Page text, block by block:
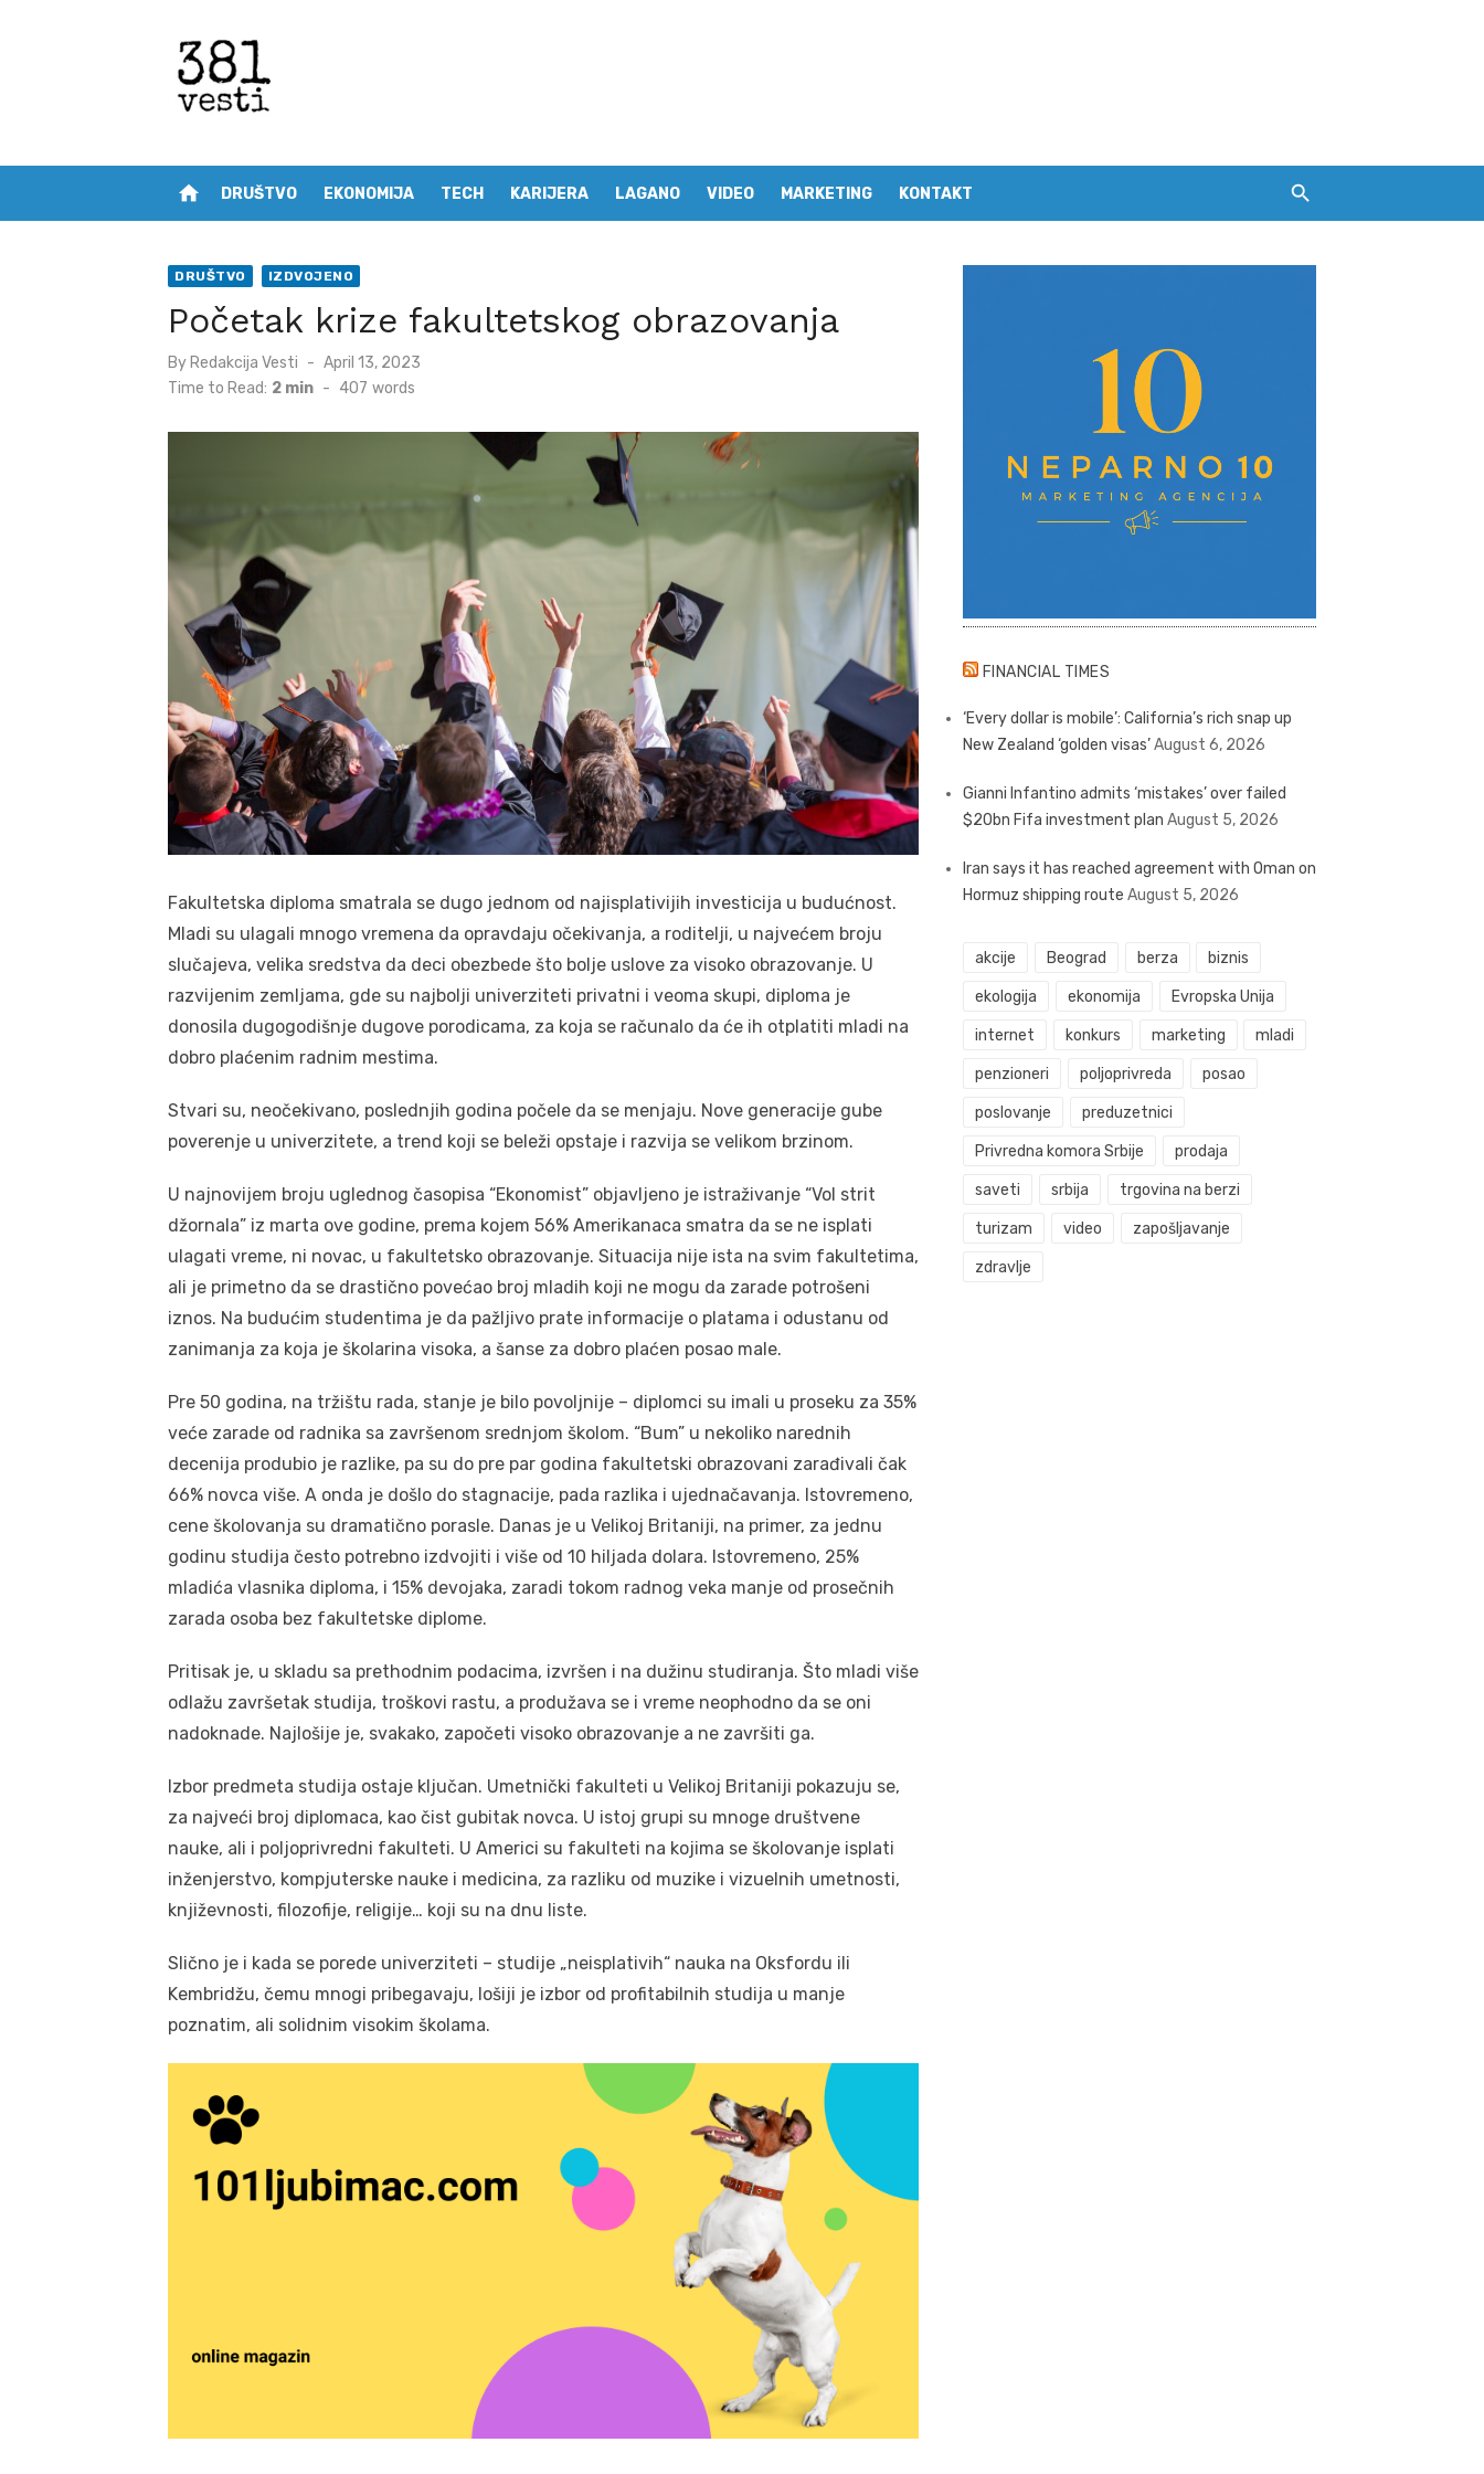
home DRUŠTVO EKONOMIJA TECH KARIJERA LAGANO VIDEO MARKETING KONTAKT
DRUŠTVO IZDVOJENO
Početak krize fakultetskog obrazovanja
By Redakcija Vesti
Posted
April 13, 2023
Time to Read: 2 min - 407 words
Fakultetska diploma smatrala se dugo jednom od najisplativijih investicija u budućnost.
Mladi su ulagali mnogo vremena da opravdaju očekivanja, a roditelji, u najvećem broju
slučajeva, velika sredstva da deci obezbede što bolje uslove za visoko obrazovanje. U
razvijenim zemljama, gde su najbolji univerziteti privatni i veoma skupi, diploma je
donosila dugogodišnje dugove porodicama, za koja se računalo da će ih otplatiti mladi na
dobro plaćenim radnim mestima.
Stvari su, neočekivano, poslednjih godina počele da se menjaju. Nove generacije gube
poverenje u univerzitete, a trend koji se beleži opstaje i razvija se velikom brzinom.
U najnovijem broju uglednog časopisa “Ekonomist” objavljeno je istraživanje “Vol strit
džornala” iz marta ove godine, prema kojem 56% Amerikanaca smatra da se ne isplati
ulagati vreme, ni novac, u fakultetsko obrazovanje. Situacija nije ista na svim fakultetima,
ali je primetno da se drastično povećao broj mladih koji ne mogu da zarade potrošeni
iznos. Na budućim studentima je da pažljivo prate informacije o platama i odustanu od
zanimanja za koja je školarina visoka, a šanse za dobro plaćen posao male.
Pre 50 godina, na tržištu rada, stanje je bilo povoljnije – diplomci su imali u proseku za 35%
veće zarade od radnika sa završenom srednjom školom. “Bum” u nekoliko narednih
decenija produbio je razlike, pa su do pre par godina fakultetski obrazovani zarađivali čak
66% novca više. A onda je došlo do stagnacije, pada razlika i ujednačavanja. Istovremeno,
cene školovanja su dramatično porasle. Danas je u Velikoj Britaniji, na primer, za jednu
godinu studija često potrebno izdvojiti i više od 10 hiljada dolara. Istovremeno, 25%
mladića vlasnika diploma, i 15% devojaka, zaradi tokom radnog veka manje od prosečnih
zarada osoba bez fakultetske diplome.
Pritisak je, u skladu sa prethodnim podacima, izvršen i na dužinu studiranja. Što mladi više
odlažu završetak studija, troškovi rastu, a produžava se i vreme neophodno da se oni
nadoknade. Najlošije je, svakako, započeti visoko obrazovanje a ne završiti ga.
Izbor predmeta studija ostaje ključan. Umetnički fakulteti u Velikoj Britaniji pokazuju se,
za najveći broj diplomaca, kao čist gubitak novca. U istoj grupi su mnoge društvene
nauke, ali i poljoprivredni fakulteti. U Americi su fakulteti na kojima se školovanje isplati
inženjerstvo, kompjuterske nauke i medicina, za razliku od muzike i vizuelnih umetnosti,
književnosti, filozofije, religije… koji su na dnu liste.
Slično je i kada se porede univerziteti – studije „neisplativih“ nauka na Oksfordu ili
Kembridžu, čemu mnogi pribegavaju, lošiji je izbor od profitabilnih studija u manje
poznatim, ali solidnim visokim školama.
FINANCIAL TIMES
‘Every dollar is mobile’: California’s rich snap up
New Zealand ‘golden visas’August 6, 2026
Gianni Infantino admits ‘mistakes’ over failed
$20bn Fifa investment plan August 5, 2026
Iran says it has reached agreement with Oman on
Hormuz shipping route August 5, 2026
akcije Beograd berza biznis
ekologija ekonomija Evropska Unija
internet konkurs marketing mladi
penzioneri poljoprivreda posao
poslovanje preduzetnici
Privredna komora Srbije prodaja
saveti srbija trgovina na berzi
turizam video zapošljavanje
zdravlje